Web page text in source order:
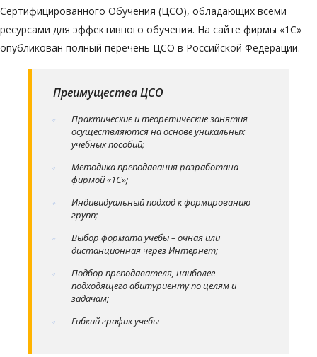
Сертифицированного Обучения (ЦСО), обладающих всеми
ресурсами для эффективного обучения. На сайте фирмы «1С»
опубликован полный перечень ЦСО в Российской Федерации.
Преимущества ЦСО
Практические и теоретические занятия
осуществляются на основе уникальных
учебных пособий;
Методика преподавания разработана
фирмой «1С»;
Индивидуальный подход к формированию
групп;
Выбор формата учебы – очная или
дистанционная через Интернет;
Подбор преподавателя, наиболее
подходящего абитуриенту по целям и
задачам;
Гибкий график учебы